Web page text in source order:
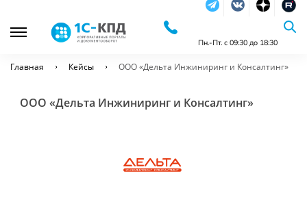
Пн.-Пт. с 09:30 до 18:30
Главная Кейсы ООО «Дельта Инжиниринг и Консалтинг»
ООО «Дельта Инжиниринг и Консалтинг»